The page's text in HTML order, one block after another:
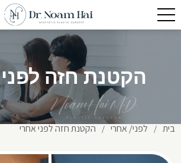
הקטנת חזה
בית / לפני/ אחרי / הקטנת חזה לפני אחרי